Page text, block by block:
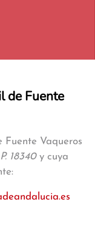
de Fuente
Fuente Vaqueros
18340y cuya